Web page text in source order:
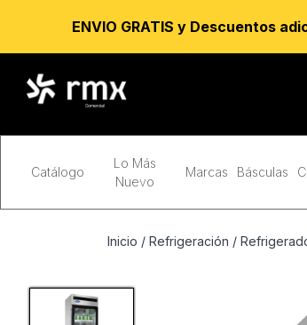
Catálogo
Lo Más
Nuevo
Marcas Básculas
Inicio / Refrigeración /
ENVIO GRATIS y Descuentos